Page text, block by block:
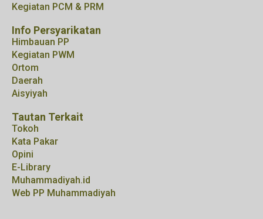
Kegiatan PCM & PRM
Info Persyarikatan
Himbauan PP
Kegiatan PWM
Ortom
Daerah
Aisyiyah
Tautan Terkait
Tokoh
Kata Pakar
Opini
E-Library
Muhammadiyah.id
Web PP Muhammadiyah